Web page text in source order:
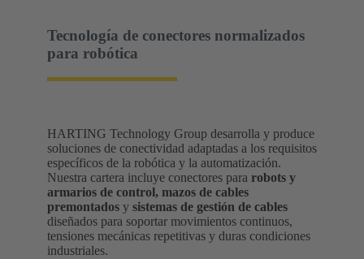
Tecnología de conectores normalizados
para robótica
HARTING Technology Group desarrolla y produce
soluciones de conectividad adaptadas a los requisitos
específicos de la robótica y la automatización.
Nuestra cartera incluye conectores para robots y
armarios de control, mazos de cables
premontados y sistemas de gestión de cables
diseñados para soportar movimientos continuos,
tensiones mecánicas repetitivas y duras condiciones
industriales.